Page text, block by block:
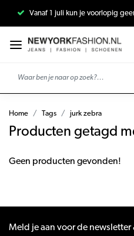
Vanaf 1 juli kun je voorlopig
Home Tags jurk zebra
Producten getagd
Geen producten gevonden!
Meld je aan voor de